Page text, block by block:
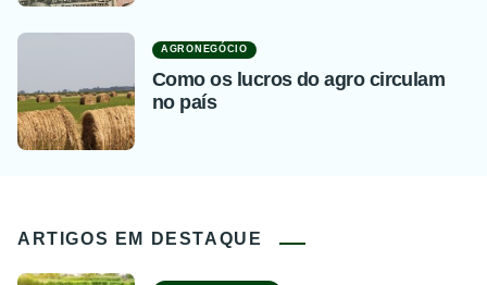
AGRONEGÓCIO
Como os lucros do agro circulam
no país
ARTIGOS EM DESTAQUE